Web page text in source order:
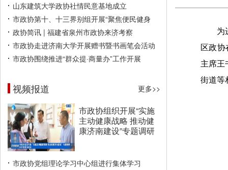
山东建筑大学政协社情民意基地成立
市政协第十、十三界别组开展“聚焦便民健身
政协简讯 | 福建省泉州市政协来济考察
市政协走进济南大学开展赠书暨书画笔会活动
市政协围绕推进“群众提·商量办”工作开展
视频报道 更多>>
市政协组织开展“实施
主动健康战略 推动健
康济南建设”专题调研
市政协党组理论学习中心组进行集体学习
为
区政协
主席王
街道等